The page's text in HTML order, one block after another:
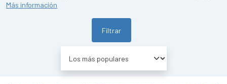
Más información
Filtrar